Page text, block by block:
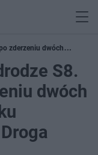
zderzeniu dwóch
S8.
dwóch